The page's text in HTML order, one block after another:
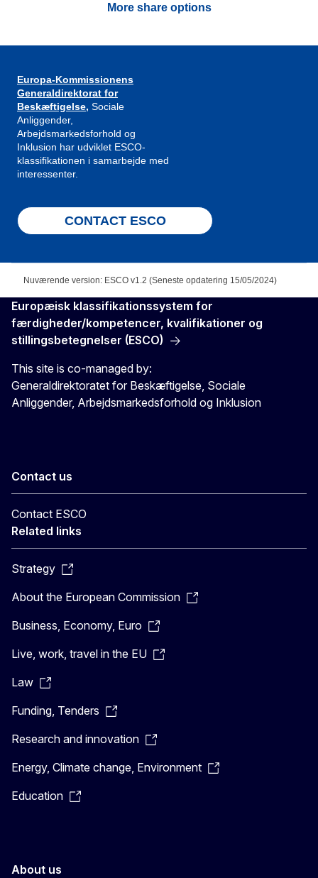
More share options
Europa-Kommissionens
Generaldirektorat for
Beskæftigelse, Sociale
Anliggender,
Arbejdsmarkedsforhold og
Inklusion har udviklet ESCO-
klassifikationen i samarbejde med
interessenter.
CONTACT ESCO
Nuværende version: ESCO v1.2 (Seneste opdatering 15/05/2024)
Europæisk klassifikationssystem for
færdigheder/kompetencer, kvalifikationer og
stillingsbetegnelser (ESCO)
This site is co-managed by:
Generaldirektoratet for Beskæftigelse, Sociale
Anliggender, Arbejdsmarkedsforhold og Inklusion
Contact us
Contact ESCO
Related links
Strategy
About the European Commission
Business, Economy, Euro
Live, work, travel in the EU
Law
Funding, Tenders
Research and innovation
Energy, Climate change, Environment
Education
About us